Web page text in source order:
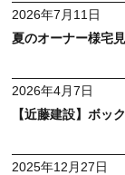
2026年7月11日
夏のオーナー様宅
2026年4月7日
【近藤建設】ボッ
2025年12月27日